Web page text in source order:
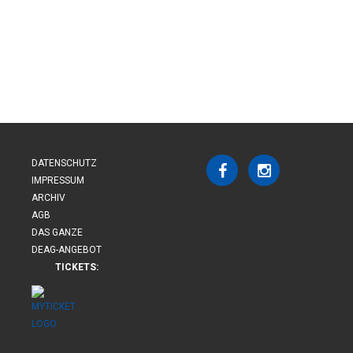
DATENSCHUTZ
IMPRESSUM
ARCHIV
AGB
DAS GANZE
DEAG-ANGEBOT
TICKETS: